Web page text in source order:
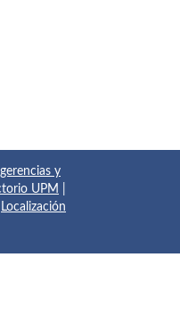
y
UPM
Localización